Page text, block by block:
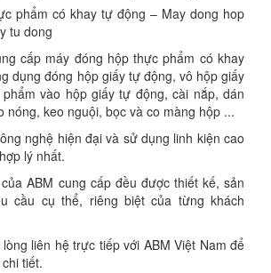
phẩm có khay tự động – May dong hop
tu dong
cấp máy đóng hộp thực phẩm có khay
dụng đóng hộp giấy tự động, vô hộp giấy
vào hộp giấy tự động, cài nắp, dán
nóng, keo nguội, bọc và co màng hộp ...
nghệ hiện đại và sử dụng linh kiện cao
lý nhất.
ABM cung cấp đều được thiết kế, sản
cầu cụ thể, riêng biệt của từng khách
liên hệ trực tiếp với ABM Việt Nam để
tiết.